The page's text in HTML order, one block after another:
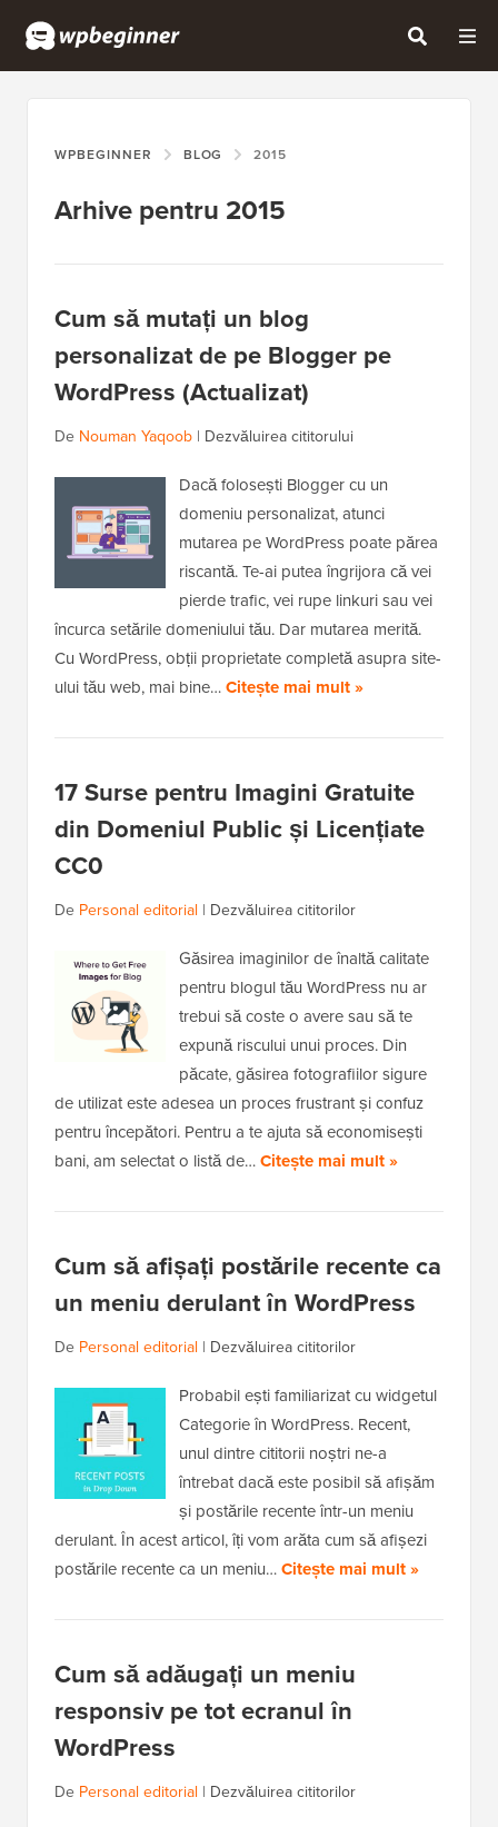
WPBEGINNER BLOG 2015
Arhive pentru 2015
Cum să mutați un blog
personalizat de pe Blogger pe
WordPress (Actualizat)
De Nouman Yaqoob | Dezvăluirea cititorului
Dacă folosești Blogger cu un
domeniu personalizat, atunci
mutarea pe WordPress poate părea
riscantă. Te-ai putea îngrijora că vei
pierde trafic, vei rupe linkuri sau vei
încurca setările domeniului tău. Dar mutarea merită.
Cu WordPress, obții proprietate completă asupra site-
ului tău web, mai bine…Citește mai mult »
17 Surse pentru Imagini Gratuite
din Domeniul Public și Licențiate
CC0
De Personal editorial | Dezvăluirea cititorilor
Găsirea imaginilor de înaltă calitate
pentru blogul tău WordPress nu ar
trebui să coste o avere sau să te
expună riscului unui proces. Din
păcate, găsirea fotografiilor sigure
de utilizat este adesea un proces frustrant și confuz
pentru începători. Pentru a te ajuta să economisești
bani, am selectat o listă de…Citește mai mult »
Cum să afișați postările recente ca
un meniu derulant în WordPress
De Personal editorial | Dezvăluirea cititorilor
Probabil ești familiarizat cu widgetul
Categorie în WordPress. Recent,
unul dintre cititorii noștri ne-a
întrebat dacă este posibil să afișăm
și postările recente într-un meniu
derulant. În acest articol, îți vom arăta cum să afișezi
postările recente ca un meniu…Citește mai mult »
Cum să adăugați un meniu
responsiv pe tot ecranul în
WordPress
De Personal editorial | Dezvăluirea cititorilor